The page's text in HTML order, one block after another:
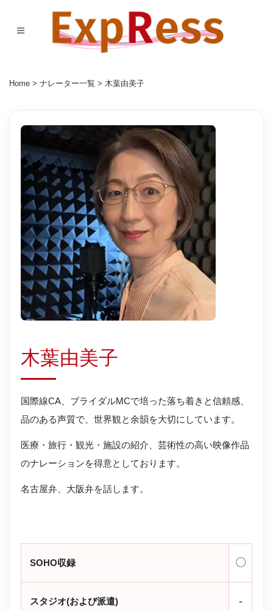
Home > ナレーター一覧 > 木葉由美子
木葉由美子
国際線CA、ブライダルMCで培った落ち着きと信頼感、
品のある声質で、世界観と余韻を大切にしています。
医療・旅行・観光・施設の紹介、芸術性の高い映像作品
のナレーションを得意としております。
名古屋弁、大阪弁を話します。
SOHO収録 〇
スタジオ(および派遣) -